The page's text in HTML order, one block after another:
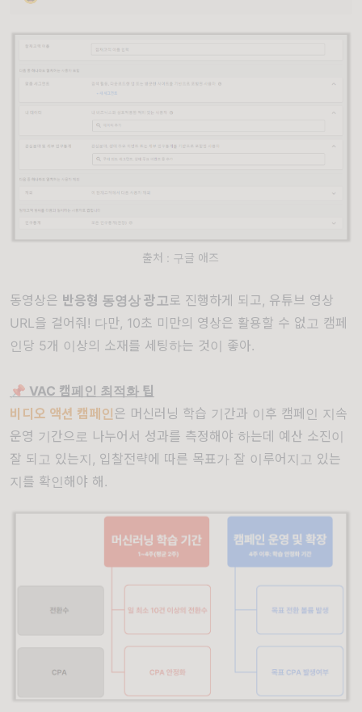
출처 : 구글 애즈
동영상은 반응형 동영상 광고로 진행하게 되고, 유튜브 영상
URL을 걸어줘! 다만, 10초 미만의 영상은 활용할 수 없고 캠페
인당 5개 이상의 소재를 세팅하는 것이 좋아.
📌 VAC 캠페인 최적화 팁
비디오 액션 캠페인은 머신러닝 학습 기간과 이후 캠페인 지속
운영 기간으로 나누어서 성과를 측정해야 하는데 예산 소진이
잘 되고 있는지, 입찰전략에 따른 목표가 잘 이루어지고 있는
지를 확인해야 해.